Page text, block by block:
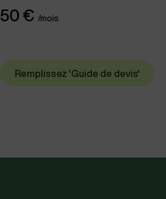
50 € /mois
Remplissez 'Guide de devis'